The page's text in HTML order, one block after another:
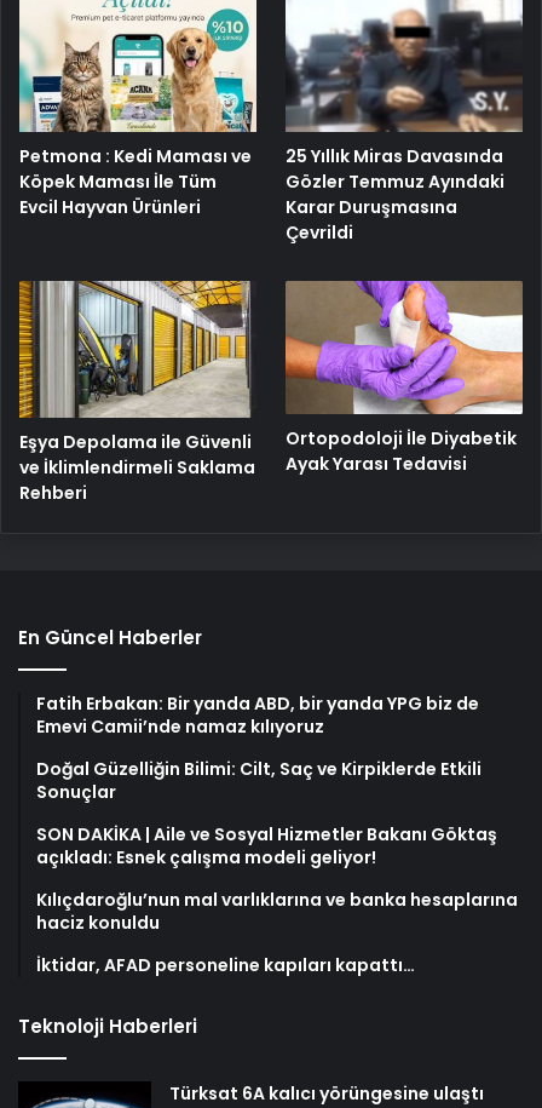
Petmona : Kedi Maması ve
Köpek Maması İle Tüm
Evcil Hayvan Ürünleri
25 Yıllık Miras Davasında
Gözler Temmuz Ayındaki
Karar Duruşmasına
Çevrildi
Eşya Depolama ile Güvenli
ve İklimlendirmeli Saklama
Rehberi
Ortopodoloji İle Diyabetik
Ayak Yarası Tedavisi
En Güncel Haberler
Fatih Erbakan: Bir yanda ABD, bir yanda YPG biz de
Emevi Camii’nde namaz kılıyoruz
Doğal Güzelliğin Bilimi: Cilt, Saç ve Kirpiklerde Etkili
Sonuçlar
SON DAKİKA | Aile ve Sosyal Hizmetler Bakanı Göktaş
açıkladı: Esnek çalışma modeli geliyor!
Kılıçdaroğlu’nun mal varlıklarına ve banka hesaplarına
haciz konuldu
İktidar, AFAD personeline kapıları kapattı…
Teknoloji Haberleri
Türksat 6A kalıcı yörüngesine ulaştı